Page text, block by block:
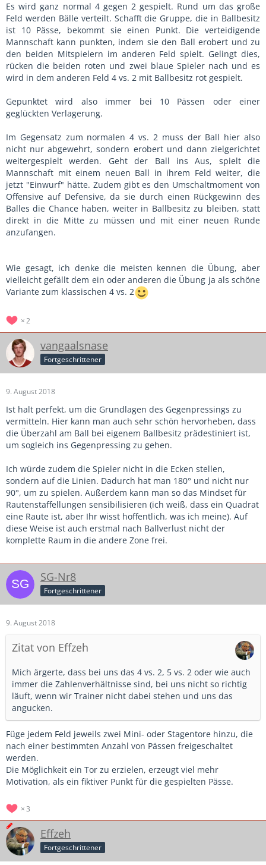
Es wird ganz normal 4 gegen 2 gespielt. Rund um das große
Feld werden Bälle verteilt. Schafft die Gruppe, die in Ballbesitz
ist 10 Pässe, bekommt sie einen Punkt. Die verteidigende
Mannschaft kann punkten, indem sie den Ball erobert und zu
den beiden Mitspielern im anderen Feld spielt. Gelingt dies,
rücken die beiden roten und zwei blaue Spieler nach und es
wird in dem anderen Feld 4 vs. 2 mit Ballbesitz rot gespielt.
Gepunktet wird also immer bei 10 Pässen oder einer
geglückten Verlagerung.
Im Gegensatz zum normalen 4 vs. 2 muss der Ball hier also
nicht nur abgewehrt, sondern erobert und dann zielgerichtet
weitergespielt werden. Geht der Ball ins Aus, spielt die
Mannschaft mit einem neuen Ball in ihrem Feld weiter, die
jetzt "Einwurf" hätte. Zudem gibt es den Umschaltmoment von
Offensive auf Defensive, da sie durch einen Rückgewinn des
Balles die Chance haben, weiter in Ballbesitz zu bleiben, statt
direkt in die Mitte zu müssen und mit einer neuen Runde
anzufangen.
Wie gesagt, ich denke die meisten kennen die Übung, aber
vielleicht gefällt dem ein oder anderen die Übung ja als schöne
Variante zum klassischen 4 vs. 2
2
vangaalsnase
Fortgeschrittener
9. August 2018
Ist halt perfekt, um die Grundlagen des Gegenpressings zu
vermitteln. Hier kann man auch sehr schön hervorheben, dass
die Überzahl am Ball bei eigenem Ballbesitz prädestiniert ist,
um sogleich ins Gegenpressing zu gehen.
Ich würde zudem die Spieler nicht in die Ecken stellen,
sondern auf die Linien. Dadurch hat man 180° und nicht nur
90°, um zu spielen. Außerdem kann man so das Mindset für
Rautenstaffellungen sensibilisieren (ich weiß, dass ein Quadrat
eine Raute ist, aber Ihr wisst hoffentlich, was ich meine). Auf
diese Weise ist auch erstmal nach Ballverlust nicht der
komplette Raum in die andere Zone frei.
SG-Nr8
Fortgeschrittener
9. August 2018
Zitat von Effzeh
Mich ärgerte, dass bei uns das 4 vs. 2, 5 vs. 2 oder wie auch
immer die Zahlenverhältnisse sind, bei uns nicht so richtig
läuft, wenn wir Trainer nicht dabei stehen und uns das
angucken.
Füge jedem Feld jeweils zwei Mini- oder Stagentore hinzu, die
nach einer bestimmten Anzahl von Pässen freigeschaltet
werden.
Die Möglichkeit ein Tor zu erzielen, erzeugt viel mehr
Motivation, als ein fiktiver Punkt für die gespielten Pässe.
3
Effzeh
Fortgeschrittener